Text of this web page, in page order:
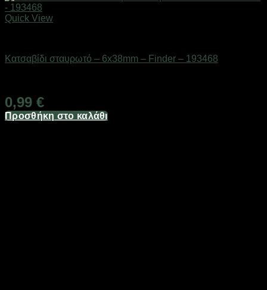
Quick View
Κατσαβίδι σταυρωτό – 6x38mm – Finder – 193468
0,99 €
Προσθήκη στο καλάθι